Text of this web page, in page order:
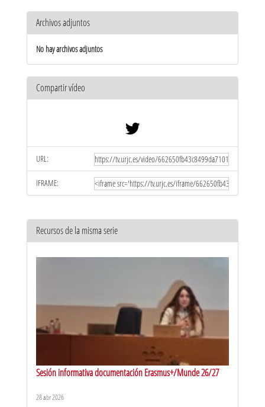
Archivos adjuntos
No hay archivos adjuntos
Compartir vídeo
URL:
IFRAME:
Recursos de la misma serie
Sesión informativa documentación Erasmus+/Munde 26/27
28 abr 2026